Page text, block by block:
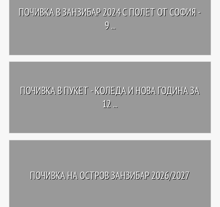
ПОЧИВКА В ЗАНЗИБАР 2024 С ПОЛЕТ ОТ СОФИЯ -
9 ...
ПОЧИВКА В ПУКЕТ - КОЛЕДА И НОВА ГОДИНА ЗА
12 ...
ПОЧИВКА НА ОСТРОВ ЗАНЗИБАР 2026/2027